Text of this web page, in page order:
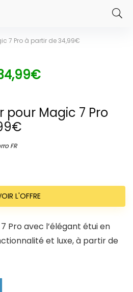
7 Pro à partir de 34,99€
pour Magic 7 Pro
FR
L'OFFRE
Pro avec l’élégant étui en
et luxe, à partir de